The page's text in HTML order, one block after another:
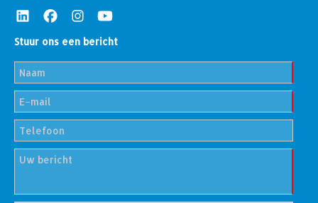
Stuur ons een bericht